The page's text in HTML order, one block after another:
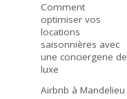
Comment
optimiser vos
locations
saisonnières avec
une conciergerie de
luxe
Airbnb à Mandelieu